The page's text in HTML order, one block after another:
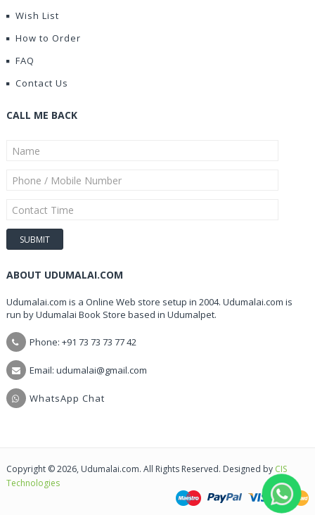
Wish List
How to Order
FAQ
Contact Us
CALL ME BACK
ABOUT UDUMALAI.COM
Udumalai.com is a Online Web store setup in 2004. Udumalai.com is
run by Udumalai Book Store based in Udumalpet.
Phone: +91 73 73 73 77 42
Email: udumalai@gmail.com
WhatsApp Chat
Copyright © 2026, Udumalai.com. All Rights Reserved. Designed by CIS
Technologies